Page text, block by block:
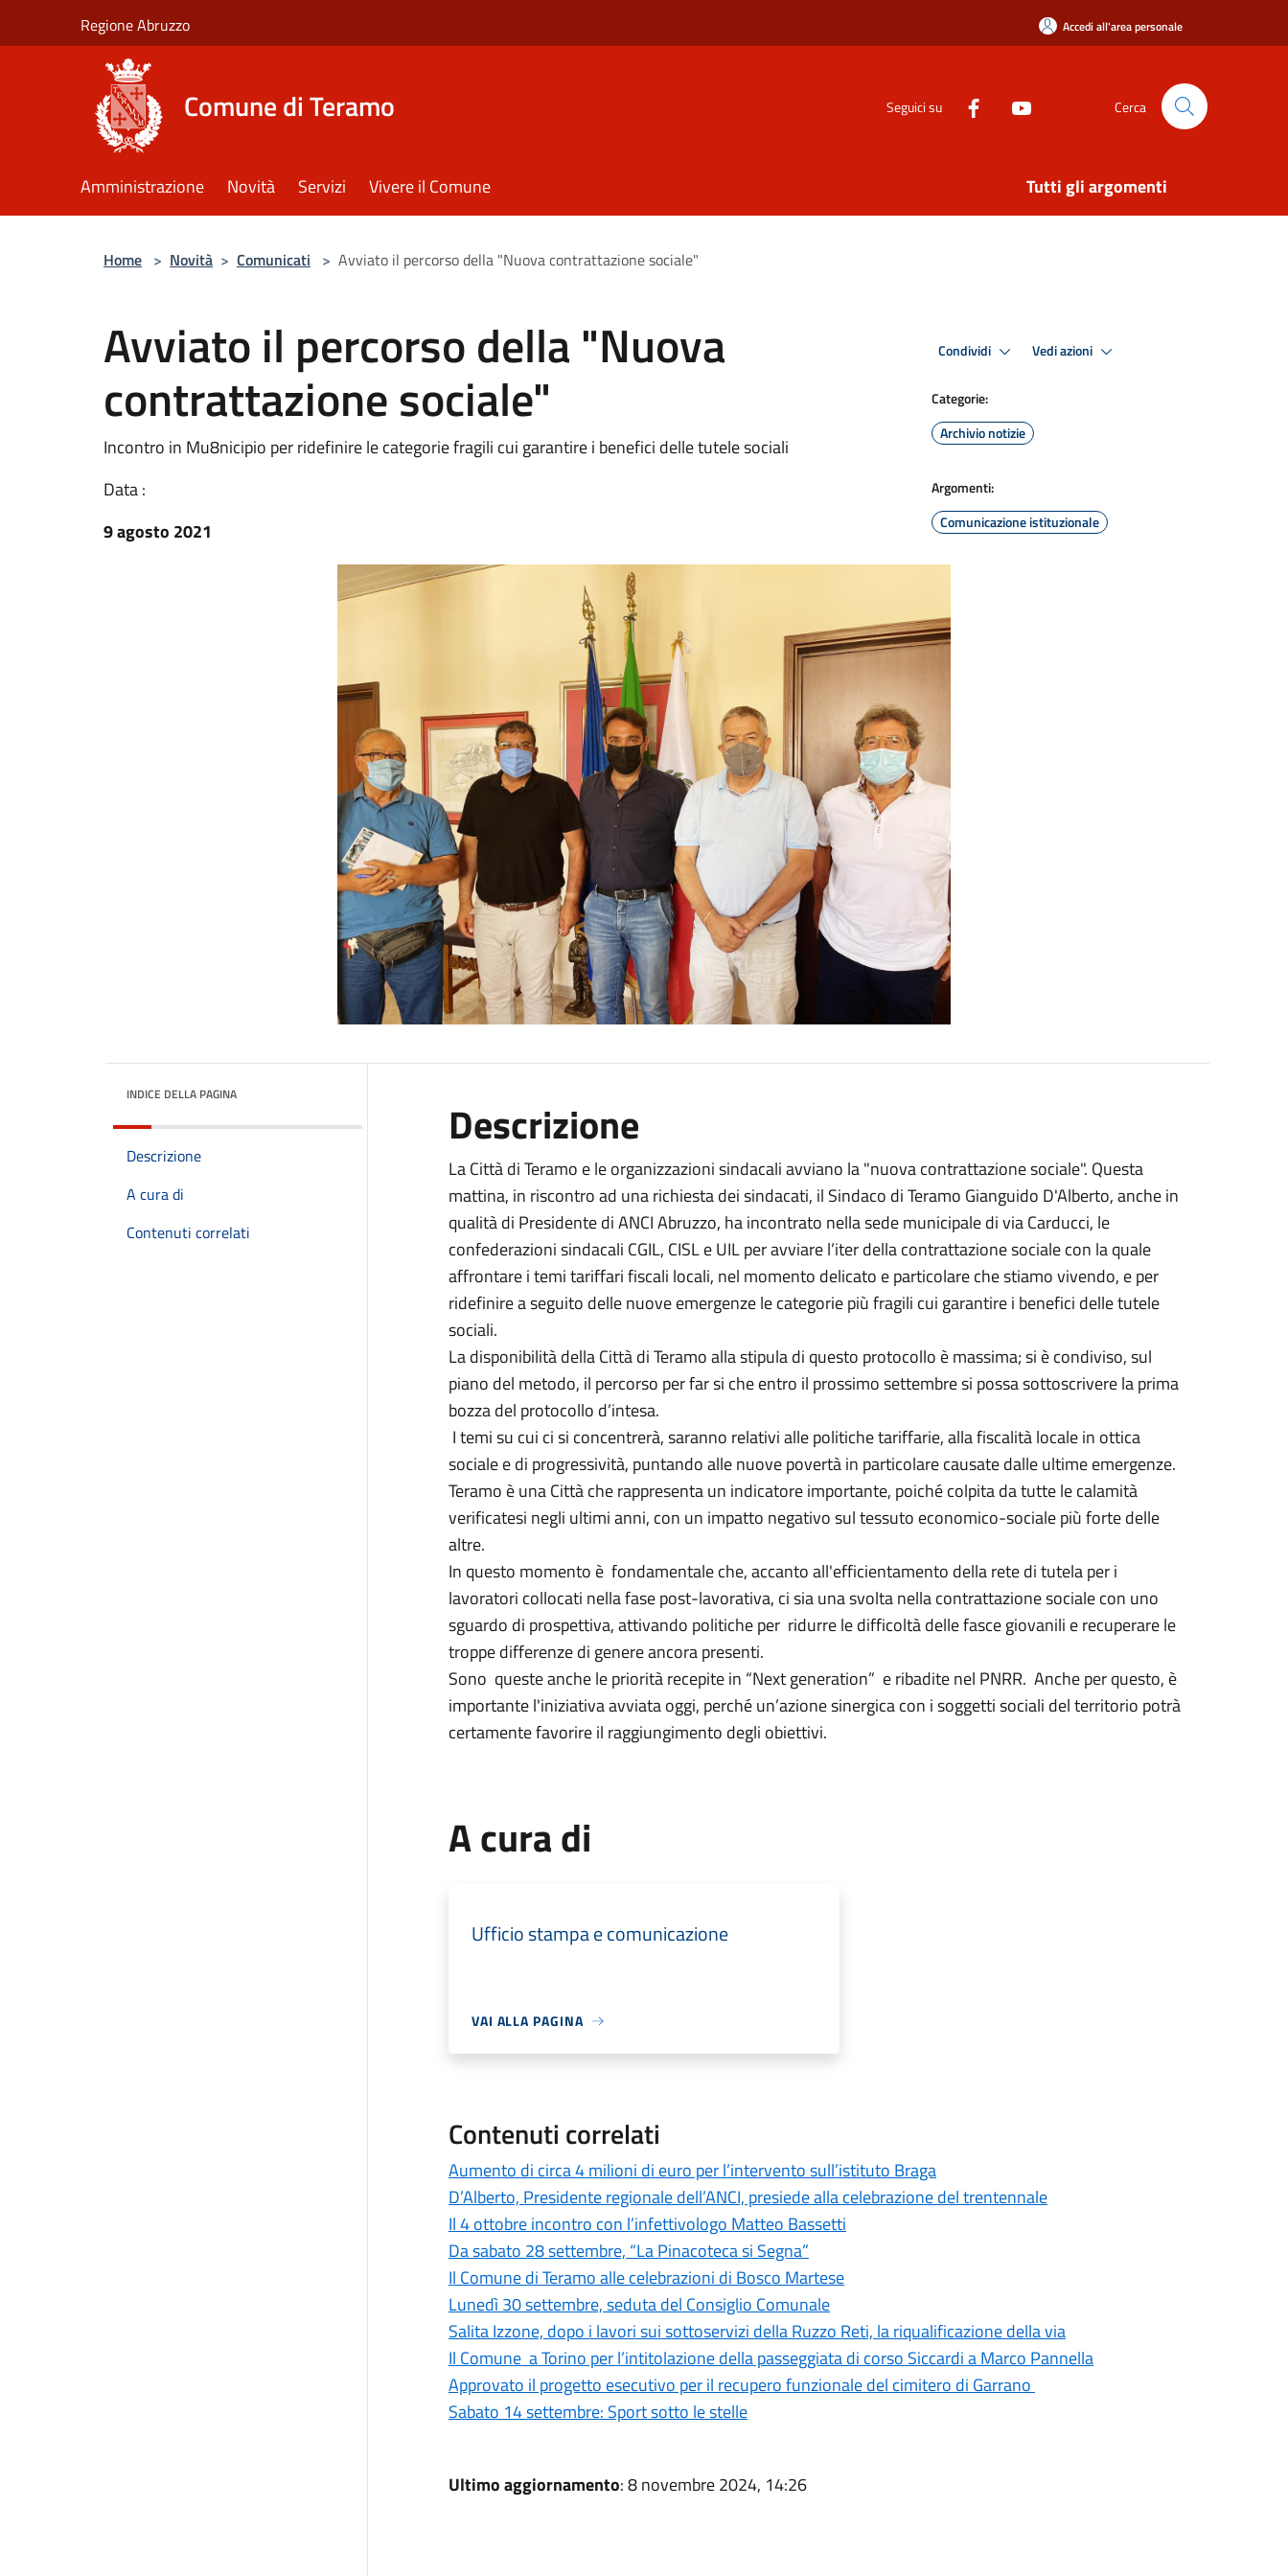
Regione Abruzzo Accedi all'area personale
Comune di Teramo Seguici su Cerca
Amministrazione Novità Servizi Vivere il Comune Tutti gli argomenti
Home > Novità > Comunicati > Avviato il percorso della "Nuova contrattazione sociale"
Avviato il percorso della "Nuova
contrattazione sociale"
Incontro in Mu8nicipio per ridefinire le categorie fragili cui garantire i benefici delle tutele sociali
Data :
9 agosto 2021
Condividi Vedi azioni
Categorie:
Archivio notizie
Argomenti:
Comunicazione istituzionale
INDICE DELLA PAGINA
Descrizione
A cura di
Contenuti correlati
Descrizione
La Città di Teramo e le organizzazioni sindacali avviano la "nuova contrattazione sociale". Questa
mattina, in riscontro ad una richiesta dei sindacati, il Sindaco di Teramo Gianguido D'Alberto, anche in
qualità di Presidente di ANCI Abruzzo, ha incontrato nella sede municipale di via Carducci, le
confederazioni sindacali CGIL, CISL e UIL per avviare l’iter della contrattazione sociale con la quale
affrontare i temi tariffari fiscali locali, nel momento delicato e particolare che stiamo vivendo, e per
ridefinire a seguito delle nuove emergenze le categorie più fragili cui garantire i benefici delle tutele
sociali.
La disponibilità della Città di Teramo alla stipula di questo protocollo è massima; si è condiviso, sul
piano del metodo, il percorso per far si che entro il prossimo settembre si possa sottoscrivere la prima
bozza del protocollo d’intesa.
I temi su cui ci si concentrerà, saranno relativi alle politiche tariffarie, alla fiscalità locale in ottica
sociale e di progressività, puntando alle nuove povertà in particolare causate dalle ultime emergenze.
Teramo è una Città che rappresenta un indicatore importante, poiché colpita da tutte le calamità
verificatesi negli ultimi anni, con un impatto negativo sul tessuto economico-sociale più forte delle
altre.
In questo momento è fondamentale che, accanto all'efficientamento della rete di tutela per i
lavoratori collocati nella fase post-lavorativa, ci sia una svolta nella contrattazione sociale con uno
sguardo di prospettiva, attivando politiche per ridurre le difficoltà delle fasce giovanili e recuperare le
troppe differenze di genere ancora presenti.
Sono queste anche le priorità recepite in “Next generation” e ribadite nel PNRR. Anche per questo, è
importante l'iniziativa avviata oggi, perché un’azione sinergica con i soggetti sociali del territorio potrà
certamente favorire il raggiungimento degli obiettivi.
A cura di
Ufficio stampa e comunicazione
VAI ALLA PAGINA
Contenuti correlati
Aumento di circa 4 milioni di euro per l’intervento sull’istituto Braga
D’Alberto, Presidente regionale dell’ANCI, presiede alla celebrazione del trentennale
Il 4 ottobre incontro con l’infettivologo Matteo Bassetti
Da sabato 28 settembre, “La Pinacoteca si Segna”
Il Comune di Teramo alle celebrazioni di Bosco Martese
Lunedì 30 settembre, seduta del Consiglio Comunale
Salita Izzone, dopo i lavori sui sottoservizi della Ruzzo Reti, la riqualificazione della via
Il Comune a Torino per l’intitolazione della passeggiata di corso Siccardi a Marco Pannella
Approvato il progetto esecutivo per il recupero funzionale del cimitero di Garrano
Sabato 14 settembre: Sport sotto le stelle
Ultimo aggiornamento: 8 novembre 2024, 14:26